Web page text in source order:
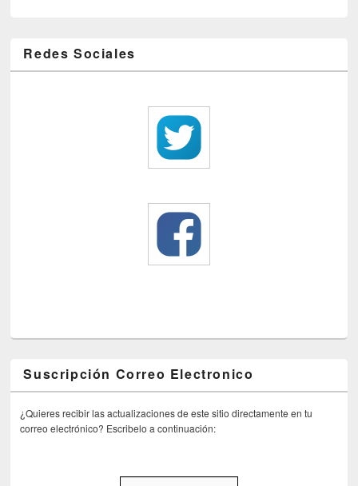
Redes Sociales
Suscripción Correo Electronico
¿Quieres recibir las actualizaciones de este sitio directamente en tu
correo electrónico? Escribelo a continuación: